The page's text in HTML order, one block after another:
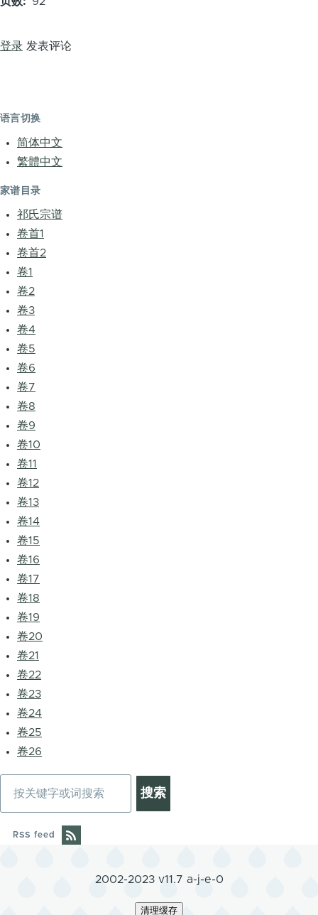
登录 发表评论
语言切换
简体中文
繁體中文
家谱目录
祁氏宗谱
卷首1
卷首2
卷1
卷2
卷3
卷4
卷5
卷6
卷7
卷8
卷9
卷10
卷11
卷12
卷13
卷14
卷15
卷16
卷17
卷18
卷19
卷20
卷21
卷22
卷23
卷24
卷25
卷26
RSS feed
2002-2023 v11.7 a-j-e-0